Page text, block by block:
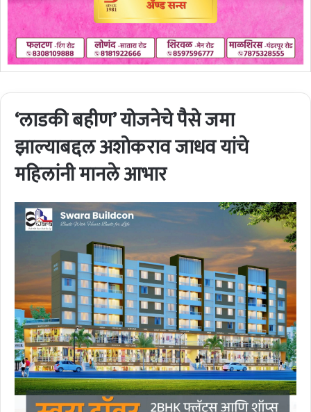
‘लाडकी बहीण’ योजनेचे पैसे जमा
झाल्याबद्दल अशोकराव जाधव यांचे
महिलांनी मानले आभार